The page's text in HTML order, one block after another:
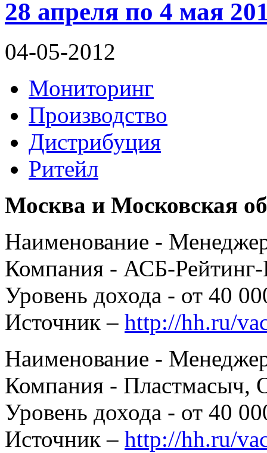
28 апреля по 4 мая
04-05-2012
Мониторинг
Производство
Дистрибуция
Ритейл
Москва и Московская
Наименование -
Компания - АСБ-
Уровень дохода - от 40
Источник – http://hh.ru/
Наименование -
Компания -
Уровень дохода - от 40
Источник – http://hh.ru/